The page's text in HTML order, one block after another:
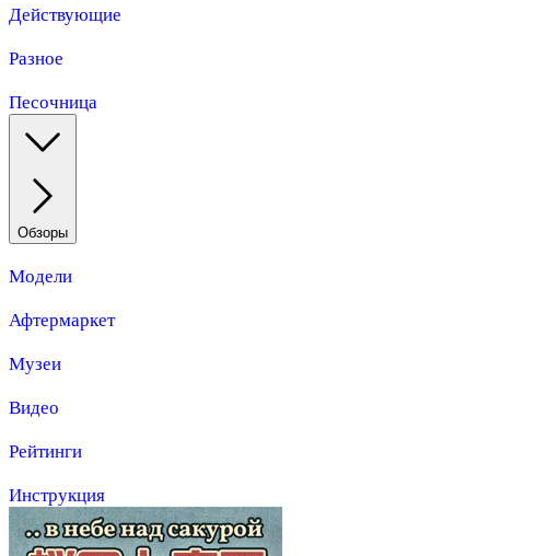
Действующие
Разное
Песочница
Обзоры
Модели
Афтермаркет
Музеи
Видео
Рейтинги
Инструкция